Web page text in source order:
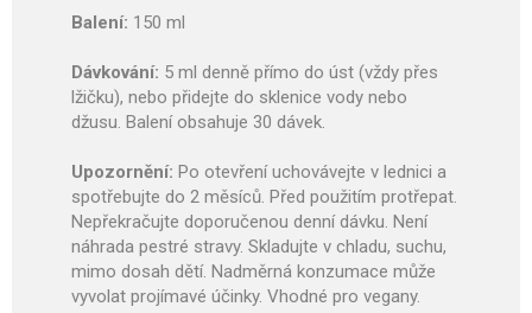
Balení: 150 ml
Dávkování: 5 ml denně přímo do úst (vždy přes
lžičku), nebo přidejte do sklenice vody nebo
džusu. Balení obsahuje 30 dávek.
Upozornění: Po otevření uchovávejte v lednici a
spotřebujte do 2 měsíců. Před použitím protřepat.
Nepřekračujte doporučenou denní dávku. Není
náhrada pestré stravy. Skladujte v chladu, suchu,
mimo dosah dětí. Nadměrná konzumace může
vyvolat projímavé účinky. Vhodné pro vegany.